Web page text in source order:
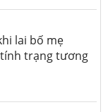
lai bố mẹ
trạng tương